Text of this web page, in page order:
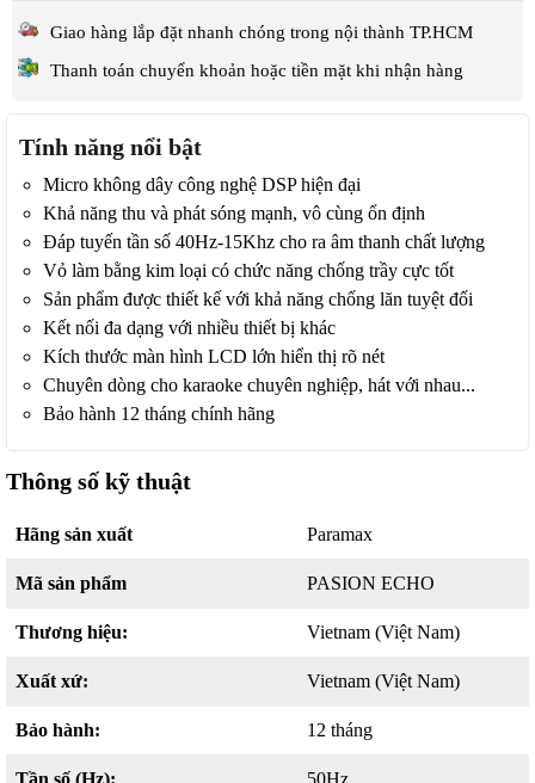
Giao hàng lắp đặt nhanh chóng trong nội thành TP.HCM
Thanh toán chuyển khoản hoặc tiền mặt khi nhận hàng
Tính năng nổi bật
Micro không dây công nghệ DSP hiện đại
Khả năng thu và phát sóng mạnh, vô cùng ổn định
Đáp tuyến tần số 40Hz-15Khz cho ra âm thanh chất lượng
Vỏ làm bằng kim loại có chức năng chống trầy cực tốt
Sản phẩm được thiết kế với khả năng chống lăn tuyệt đối
Kết nối đa dạng với nhiều thiết bị khác
Kích thước màn hình LCD lớn hiển thị rõ nét
Chuyên dòng cho karaoke chuyên nghiệp, hát với nhau...
Bảo hành 12 tháng chính hãng
Thông số kỹ thuật
Hãng sản xuất Paramax
Mã sản phẩm PASION ECHO
Thương hiệu: Vietnam (Việt Nam)
Xuất xứ: Vietnam (Việt Nam)
Bảo hành: 12 tháng
Tần số (Hz): 50Hz